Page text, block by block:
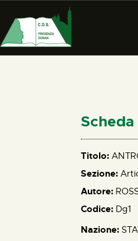
Scheda
Titolo:
Sezione:
Autore:
Codice: Dg1
Nazione: